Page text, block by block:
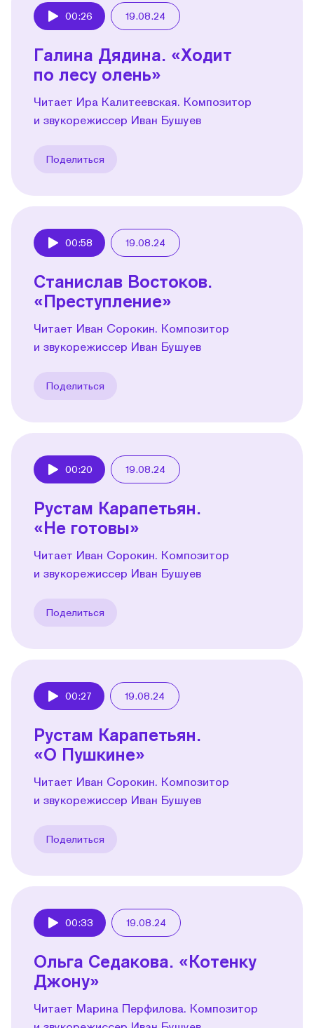
00:26 19.08.24
Галина Дядина. «Ходит
по лесу олень»
Читает Ира Калитеевская. Композитор
и звукорежиссер Иван Бушуев
Поделиться
00:58 19.08.24
Станислав Востоков.
«Преступление»
Читает Иван Сорокин. Композитор
и звукорежиссер Иван Бушуев
Поделиться
00:20 19.08.24
Рустам Карапетьян.
«Не готовы»
Читает Иван Сорокин. Композитор
и звукорежиссер Иван Бушуев
Поделиться
00:27 19.08.24
Рустам Карапетьян.
«О Пушкине»
Читает Иван Сорокин. Композитор
и звукорежиссер Иван Бушуев
Поделиться
00:33 19.08.24
Ольга Седакова. «Котенку
Джону»
Читает Марина Перфилова. Композитор